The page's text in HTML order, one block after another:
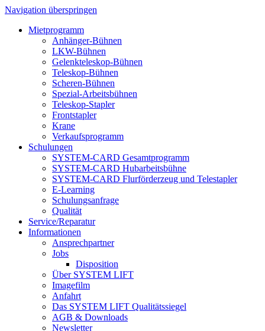
Navigation überspringen
Mietprogramm
Anhänger-Bühnen
LKW-Bühnen
Gelenkteleskop-Bühnen
Teleskop-Bühnen
Scheren-Bühnen
Spezial-Arbeitsbühnen
Teleskop-Stapler
Frontstapler
Krane
Verkaufsprogramm
Schulungen
SYSTEM-CARD Gesamtprogramm
SYSTEM-CARD Hubarbeitsbühne
SYSTEM-CARD Flurförderzeug und Telestapler
E-Learning
Schulungsanfrage
Qualität
Service/Reparatur
Informationen
Ansprechpartner
Jobs
Disposition
Über SYSTEM LIFT
Imagefilm
Anfahrt
Das SYSTEM LIFT Qualitätssiegel
AGB & Downloads
Newsletter